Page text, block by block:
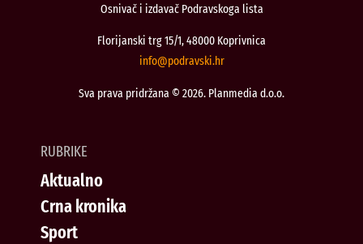
Osnivač i izdavač Podravskoga lista
Florijanski trg 15/1, 48000 Koprivnica
rh.iksvardop
@ofni
Sva prava pridržana © 2026. Planmedia d.o.o.
RUBRIKE
Aktualno
Crna kronika
Sport